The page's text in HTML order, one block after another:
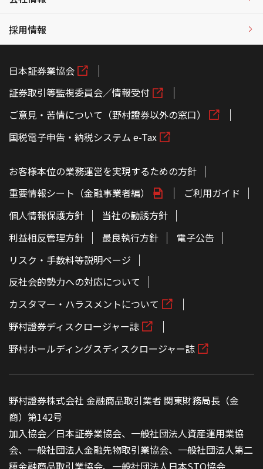
採用情報
日本証券業協会
証券取引等監視委員会／情報受付
ご意見・苦情について（野村證券以外の窓口）
国税電子申告・納税システム e-Tax
お客様本位の業務運営を実現するための方針
重要情報シート（金融事業者編）
ご利用ガイド
個人情報保護方針
当社の勧誘方針
利益相反管理方針
最良執行方針
電子公告
リスク・手数料等説明ページ
反社会的勢力への対応について
カスタマー・ハラスメントについて
野村證券ディスクロージャー誌
野村ホールディングスディスクロージャー誌
野村證券株式会社 金融商品取引業者 関東財務局長（金
商）第142号
加入協会／日本証券業協会、一般社団法人資産運用業協
会、一般社団法人金融先物取引業協会、一般社団法人第二